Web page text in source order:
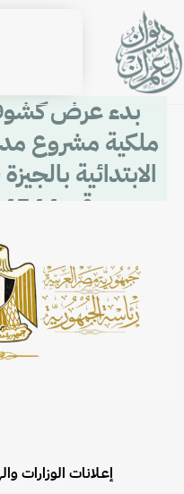
بدء عرض
ملكية مشروع
الابتدائية
رقم 4544 لسنة 2024)
إعـلانات الوزارات